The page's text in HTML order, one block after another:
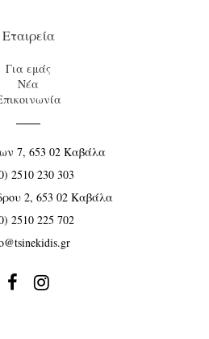
Εταιρεία
Για εμάς
Νέα
7, 653 02 Καβάλα
2510 230 303
2, 653 02 Καβάλα
2510 225 702
 